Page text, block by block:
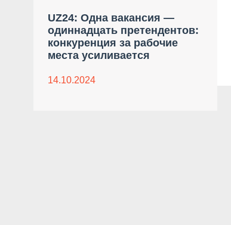
UZ24: Одна вакансия —
одиннадцать претендентов:
конкуренция за рабочие
места усиливается
14.10.2024